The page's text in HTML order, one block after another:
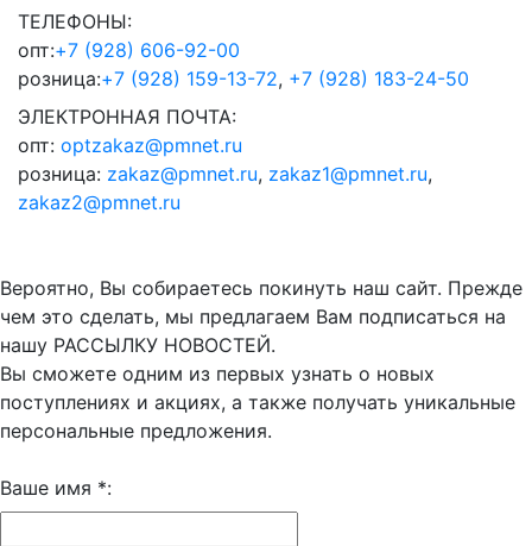
ТЕЛЕФОНЫ:
опт:+7 (928) 606-92-00
розница:+7 (928) 159-13-72, +7 (928) 183-24-50
ЭЛЕКТРОННАЯ ПОЧТА:
опт: optzakaz@pmnet.ru
розница: zakaz@pmnet.ru, zakaz1@pmnet.ru,
zakaz2@pmnet.ru
Вероятно, Вы собираетесь покинуть наш сайт. Прежде
чем это сделать, мы предлагаем Вам подписаться на
нашу РАССЫЛКУ НОВОСТЕЙ.
Вы сможете одним из первых узнать о новых
поступлениях и акциях, а также получать уникальные
персональные предложения.
Ваше имя *: